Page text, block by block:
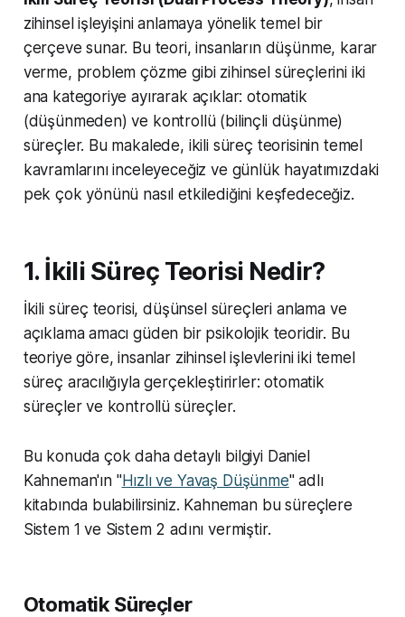
zihinsel işleyişini anlamaya yönelik temel bir
çerçeve sunar. Bu teori, insanların düşünme, karar
verme, problem çözme gibi zihinsel süreçlerini iki
ana kategoriye ayırarak açıklar: otomatik
(düşünmeden) ve kontrollü (bilinçli düşünme)
süreçler. Bu makalede, ikili süreç teorisinin temel
kavramlarını inceleyeceğiz ve günlük hayatımızdaki
pek çok yönünü nasıl etkilediğini keşfedeceğiz.
1. İkili Süreç Teorisi Nedir?
İkili süreç teorisi, düşünsel süreçleri anlama ve
açıklama amacı güden bir psikolojik teoridir. Bu
teoriye göre, insanlar zihinsel işlevlerini iki temel
süreç aracılığıyla gerçekleştirirler: otomatik
süreçler ve kontrollü süreçler.
Bu konuda çok daha detaylı bilgiyi Daniel
Kahneman'ın "Hızlı ve Yavaş Düşünme" adlı
kitabında bulabilirsiniz. Kahneman bu süreçlere
Sistem 1 ve Sistem 2 adını vermiştir.
Otomatik Süreçler